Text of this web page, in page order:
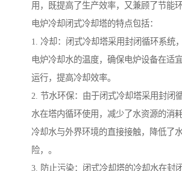
用，既提高了生产效率，又兼顾了节能环
电炉冷却闭式冷却塔的特点包括：
1. 冷却：闭式冷却塔采用封闭循环系统
电炉冷却水的温度，确保电炉设备在适
运行，提高冷却效率。
2. 节水环保：由于闭式冷却塔采用封闭
水在塔内循环使用，减少了水资源的消
冷却水与外界环境的直接接触，降低了
险，。
3. 防止污染：闭式冷却塔的冷却水在封